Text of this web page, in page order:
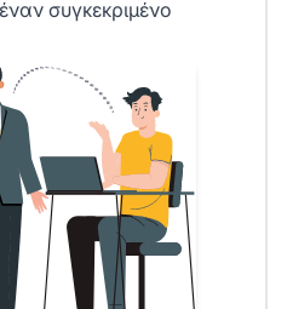
συγκεκριμένο